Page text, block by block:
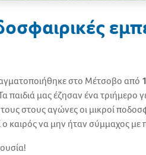
στο Μέτσοβο από 1
παιδιά μας έζησαν ένα
στους αγώνες οι μικροί
καιρός να μην ήταν σύμμαχος